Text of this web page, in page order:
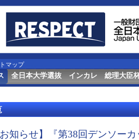
マップ
全日本大学選抜 インカレ 総理大臣
お知らせ】『第38回デンソ